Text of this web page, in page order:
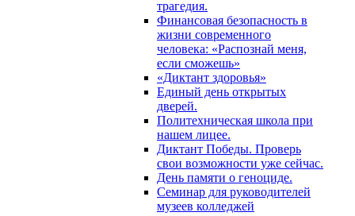
трагедия.
Финансовая безопасность в
жизни современного
человека: «Распознай меня,
если сможешь»
«Диктант здоровья»
Единый день открытых
дверей.
Политехническая школа при
нашем лицее.
Диктант Победы. Проверь
свои возможности уже сейчас.
День памяти о геноциде.
Семинар для руководителей
музеев колледжей